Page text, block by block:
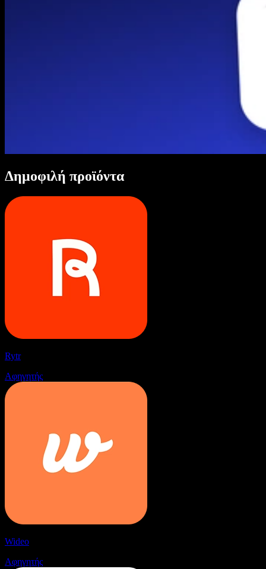
Δημοφιλή προϊόντα
Rytr
Αφηγητής
Wideo
Αφηγητής